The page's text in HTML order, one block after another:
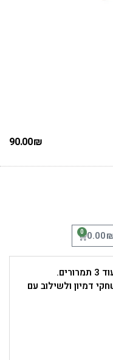
90.00₪
0.00
0
דמיון ולשילוב עם